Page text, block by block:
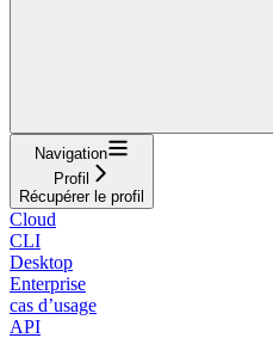
Navigation
Profil
Récupérer le profil
Cloud
CLI
Desktop
Enterprise
cas d’usage
API